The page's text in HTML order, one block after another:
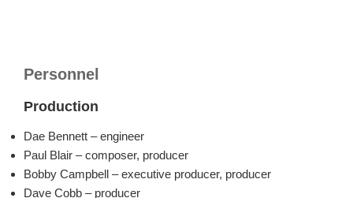
Personnel
Production
Dae Bennett – engineer
Paul Blair – composer, producer
Bobby Campbell – executive producer, producer
Dave Cobb – producer